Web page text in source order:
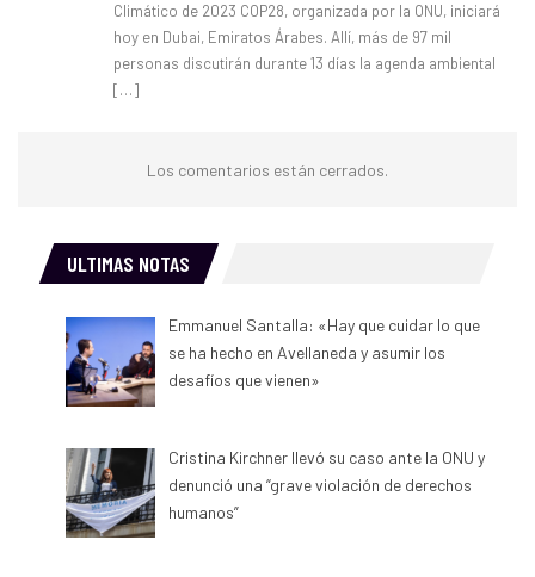
Climático de 2023 COP28, organizada por la ONU, iniciará
hoy en Dubai, Emiratos Árabes. Allí, más de 97 mil
personas discutirán durante 13 días la agenda ambiental
[…]
Los comentarios están cerrados.
ULTIMAS NOTAS
Emmanuel Santalla: «Hay que cuidar lo que
se ha hecho en Avellaneda y asumir los
desafíos que vienen»
Cristina Kirchner llevó su caso ante la ONU y
denunció una “grave violación de derechos
humanos”